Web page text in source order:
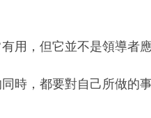
用，但它並不是領導者
時，都要對自己所做的